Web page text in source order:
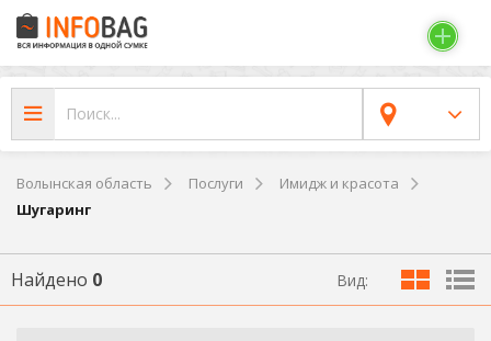
Волынская область Послуги
Имидж и красота
Шугаринг
Найдено 0 Вид: